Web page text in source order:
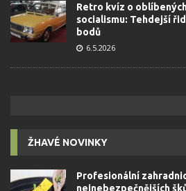
Retro kvíz o
socialismu: Tehdejší
bodů
6.5.2026
ŽHAVÉ NOVINKY
Profesionální
nejnebezpečnějších